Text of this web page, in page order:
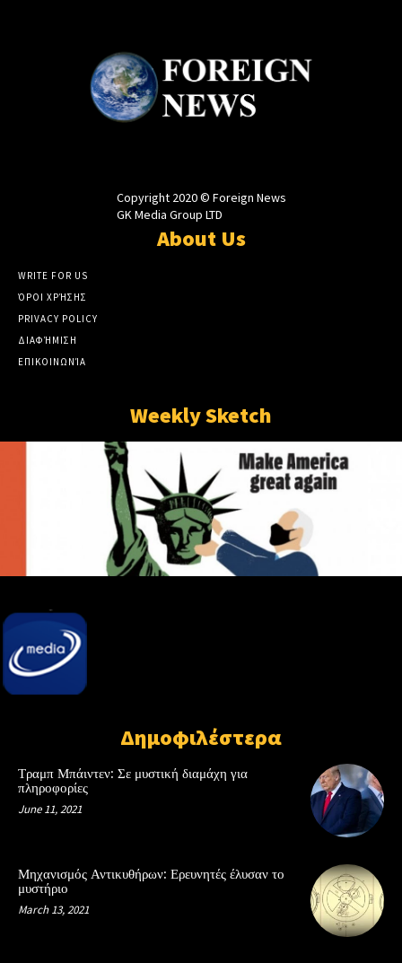
Copyright 2020 © Foreign News
GK Media Group LTD
About Us
WRITE FOR US
ΌΡΟΙ ΧΡΉΣΗΣ
PRIVACY POLICY
ΔΙΑΦΉΜΙΣΗ
ΕΠΙΚΟΙΝΩΝΊΑ
Weekly Sketch
Δημοφιλέστερα
Τραμπ Μπάιντεν: Σε μυστική διαμάχη για
πληροφορίες
June 11, 2021
Μηχανισμός Αντικυθήρων: Ερευνητές έλυσαν το
μυστήριο
March 13, 2021